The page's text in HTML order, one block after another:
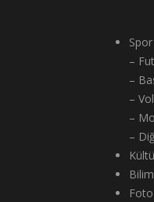
Spor
–
–
–
–
–